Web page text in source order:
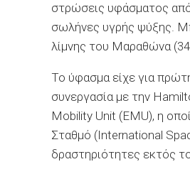
στρώσεις υφάσματος
σωλήνες υγρής ψύξης.
λίμνης του Μαραθώνα (34
Το ύφασμα είχε για
συνεργασία με την
Mobility Unit (EMU), η
Σταθμό (International
δραστηριότητες εκτός